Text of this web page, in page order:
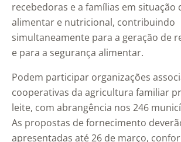
recebedoras e a famílias em situação
alimentar e nutricional, contribuindo
simultaneamente para a geração de
e para a segurança alimentar.
Podem participar organizações
cooperativas da agricultura familiar
leite, com abrangência nos 246
As propostas de fornecimento
apresentadas até 26 de março,